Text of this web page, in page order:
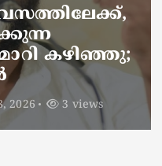
2026 5 views